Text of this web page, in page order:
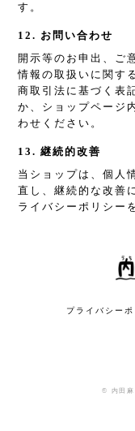
す。
12. お問い合わせ
開示等のお申出、ご
情報の取扱いに関す
商取引法に基づく表
か、ショップページ
わせください。
13. 継続的改善
当ショップは、個人
直し、継続的な改善
ライバシーポリシー
プライバシーポ
© 内田